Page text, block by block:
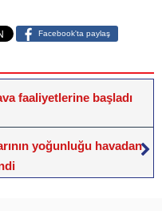
Facebook'ta paylaş
faaliyetlerine başladı
yoğunluğu havadan